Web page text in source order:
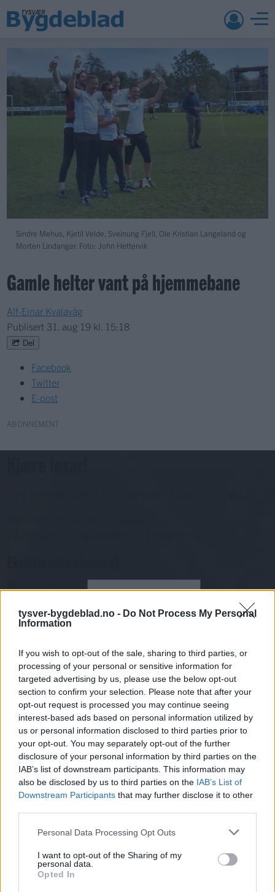
tysver-bygdeblad.no - Do Not Process My Personal
Information
If you wish to opt-out of the sale, sharing to third parties, or
processing of your personal or sensitive information for
targeted advertising by us, please use the below opt-out
section to confirm your selection. Please note that after your
opt-out request is processed you may continue seeing
interest-based ads based on personal information utilized by
us or personal information disclosed to third parties prior to
your opt-out. You may separately opt-out of the further
disclosure of your personal information by third parties on the
IAB’s list of downstream participants. This information may
also be disclosed by us to third parties on the IAB’s List of
Downstream Participants that may further disclose it to other
Personal Data Processing Opt Outs
I want to opt-out of the Sharing of my
personal data.
Opted In
Sindre Mehus, Kjetil Velde, Sveinung Fjell, Ole Kristian Langeland og
Morten Lindanger. Foto: John Hettervik
Gamle helter vant på hjemmebane
Alf-Einar Kvalavåg
Publisert 31. aug 19 kl. 15:18
Del
Facebook
Twitter
E-post
ABONNEMENT
Logg inn
Bli abonnent
Sport
Mest lest siste syv dager
Sommerpraten
– Finner roen på hytta